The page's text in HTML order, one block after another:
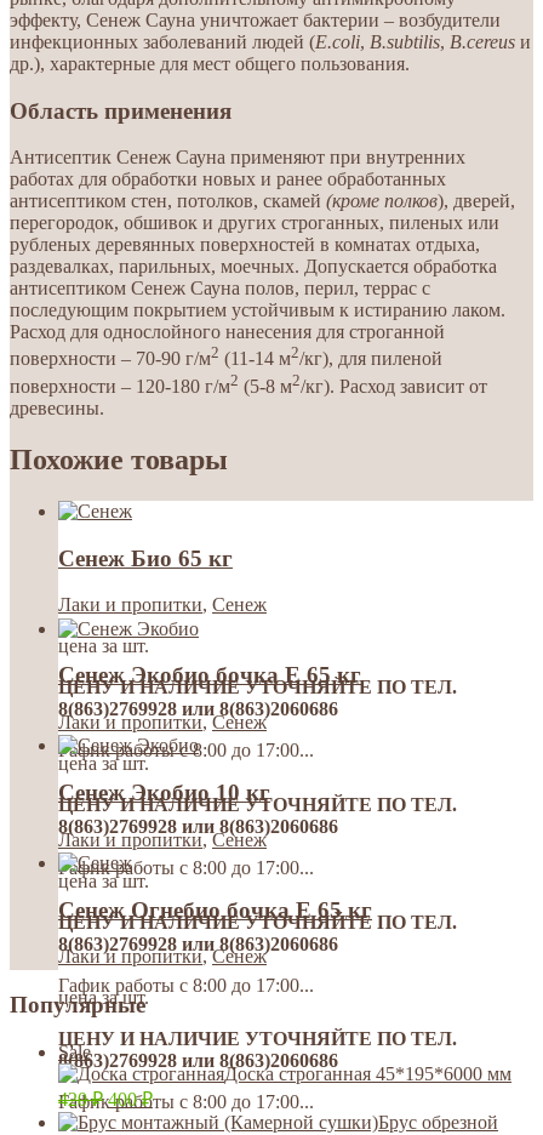
эффекту, Сенеж Сауна уничтожает бактерии – возбудители
инфекционных заболеваний людей (E.coli, B.subtilis, B.cereus и
др.), характерные для мест общего пользования.
Область применения
Антисептик Сенеж Сауна применяют при внутренних
работах для обработки новых и ранее обработанных
антисептиком стен, потолков, скамей (кроме полков), дверей,
перегородок, обшивок и других строганных, пиленых или
рубленых деревянных поверхностей в комнатах отдыха,
раздевалках, парильных, моечных. Допускается обработка
антисептиком Сенеж Сауна полов, перил, террас с
последующим покрытием устойчивым к истиранию лаком.
Расход для однослойного нанесения для строганной
поверхности – 70-90 г/м2 (11-14 м2/кг), для пиленой
поверхности – 120-180 г/м2 (5-8 м2/кг). Расход зависит от
древесины.
Похожие товары
Сенеж Био 65 кг
Лаки и пропитки, Сенеж
цена за шт.
ЦЕНУ И НАЛИЧИЕ УТОЧНЯЙТЕ ПО ТЕЛ.
8(863)2769928 или 8(863)2060686
Гафик работы с 8:00 до 17:00...
Сенеж Экобио бочка Е 65 кг
Лаки и пропитки,Сенеж
цена за шт.
ЦЕНУ И НАЛИЧИЕ УТОЧНЯЙТЕ ПО ТЕЛ.
8(863)2769928 или 8(863)2060686
Гафик работы с 8:00 до 17:00...
Сенеж Экобио 10 кг
Лаки и пропитки,Сенеж
цена за шт.
ЦЕНУ И НАЛИЧИЕ УТОЧНЯЙТЕ ПО ТЕЛ.
8(863)2769928 или 8(863)2060686
Гафик работы с 8:00 до 17:00...
Сенеж Огнебио бочка Е 65 кг
Лаки и пропитки,Сенеж
цена за шт.
ЦЕНУ И НАЛИЧИЕ УТОЧНЯЙТЕ ПО ТЕЛ.
8(863)2769928 или 8(863)2060686
Гафик работы с 8:00 до 17:00...
Популярные
Sale
Доска строганная 45*195*6000 мм
420₽ 400₽
Брус обрезной